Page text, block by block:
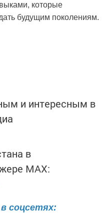
которые
будущим поколениям.
и интересным в
в
MАХ:
соцсетях: